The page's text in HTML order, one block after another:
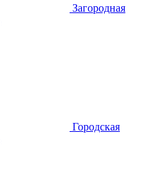
Загородная
Городская